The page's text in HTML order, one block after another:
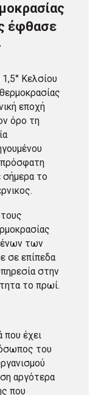
έφθασε
Κελσίου
εποχή
όρο τη
πρόσφατη
σήμερα το
των
σε επίπεδα
στην
το πρωί.
που έχει
του
αργότερα
που